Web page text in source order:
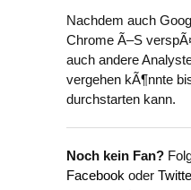
Nachdem auch
Chrome Ã–S
auch andere
vergehen kÃ¶nnte
durchstarten kann.
Noch kein Fan?
Facebook oder